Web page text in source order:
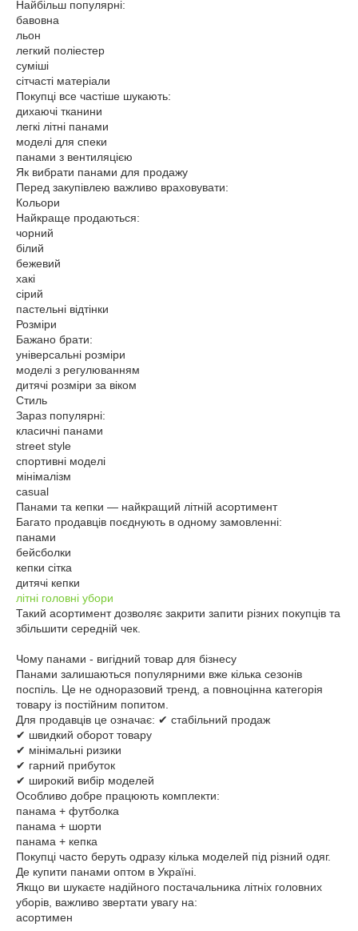
Найбільш популярні:
бавовна
льон
легкий поліестер
суміші
сітчасті матеріали
Покупці все частіше шукають:
дихаючі тканини
легкі літні панами
моделі для спеки
панами з вентиляцією
Як вибрати панами для продажу
Перед закупівлею важливо враховувати:
Кольори
Найкраще продаються:
чорний
білий
бежевий
хакі
сірий
пастельні відтінки
Розміри
Бажано брати:
універсальні розміри
моделі з регулюванням
дитячі розміри за віком
Стиль
Зараз популярні:
класичні панами
street style
спортивні моделі
мінімалізм
casual
Панами та кепки — найкращий літній асортимент
Багато продавців поєднують в одному замовленні:
панами
бейсболки
кепки сітка
дитячі кепки
літні головні убори
Такий асортимент дозволяє закрити запити різних покупців та
збільшити середній чек.
Чому панами - вигідний товар для бізнесу
Панами залишаються популярними вже кілька сезонів
поспіль. Це не одноразовий тренд, а повноцінна категорія
товару із постійним попитом.
Для продавців це означає: ✔ стабільний продаж
✔ швидкий оборот товару
✔ мінімальні ризики
✔ гарний прибуток
✔ широкий вибір моделей
Особливо добре працюють комплекти:
панама + футболка
панама + шорти
панама + кепка
Покупці часто беруть одразу кілька моделей під різний одяг.
Де купити панами оптом в Україні.
Якщо ви шукаєте надійного постачальника літніх головних
уборів, важливо звертати увагу на:
асортимен